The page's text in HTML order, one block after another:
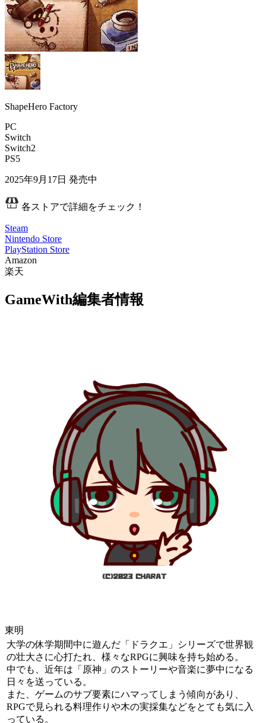
ShapeHero Factory
PC
Switch
Switch2
PS5
2025年9月17日 発売中
各ストアで詳細をチェック！
Steam
Nintendo Store
PlayStation Store
Amazon
楽天
GameWith編集者情報
東明
大学の休学期間中に遊んだ「ドラクエ」シリーズで世界観
の壮大さに心打たれ、様々なRPGに興味を持ち始める。
中でも、近年は「原神」のストーリーや音楽に夢中になる
日々を送っている。
また、ゲームのサブ要素にハマってしまう傾向があり、
RPGで見られる料理作りや木の実採集などをとても気に入
っている。